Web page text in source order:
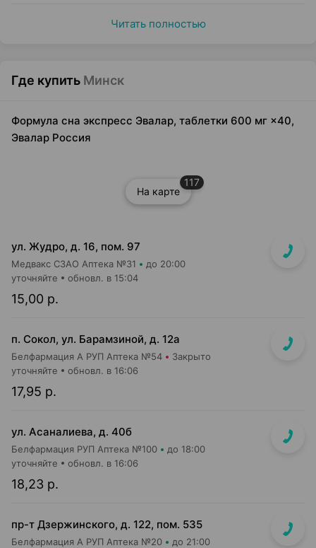
Читать полностью
Где купить Минск
Формула сна экспресс Эвалар, таблетки 600 мг ×40,
Эвалар Россия
На карте
117
ул. Жудро, д. 16, пом. 97
Медвакс СЗАО Аптека №31 до 20:00
15,00 р.
уточняйте обновл. в 15:04
п. Сокол, ул. Барамзиной, д. 12а
Белфармация А РУП Аптека №54 Закрыто
17,95 р.
уточняйте обновл. в 16:06
ул. Асаналиева, д. 40б
Белфармация РУП Аптека №100 до 18:00
18,23 р.
уточняйте обновл. в 16:06
пр-т Дзержинского, д. 122, пом. 535
Белфармация А РУП Аптека №20 до 21:00